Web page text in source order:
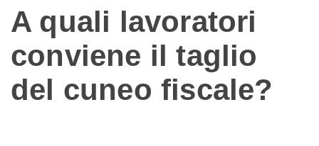
A quali lavoratori
conviene il taglio
del cuneo fiscale?